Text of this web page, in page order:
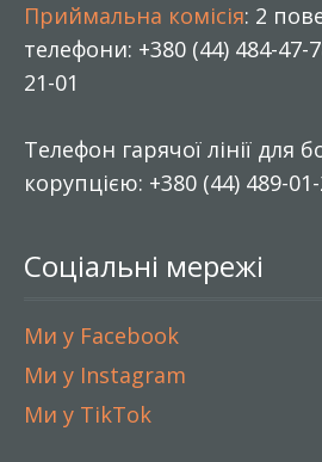
Приймальна комісія: 2
телефони: +380 (44) 484-47-
21-01
Телефон гарячої лінії для
корупцією: +380 (44) 489-01-
Соціальні мережі
Ми у Facebook
Ми у Instagram
Ми у TikTok